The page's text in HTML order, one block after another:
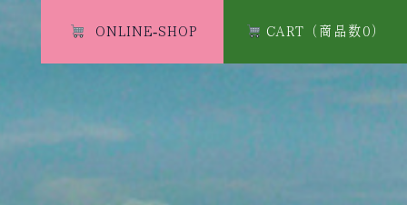
ONLINE-SHOP CART（商品数0）
ONLINE-SHOP CART（商品数0）